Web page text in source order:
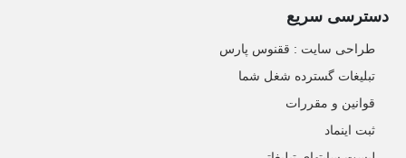
دسترسی سریع
طراحی سایت :‌ ققنوس پارس
تبلیغات گسترده شغل شما
قوانین و مقررات
ثبت اینماد